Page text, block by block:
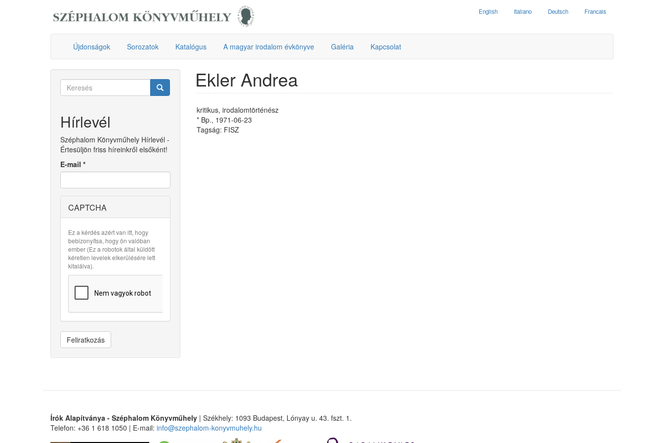
English Italiano Deutsch Francais
Újdonságok Sorozatok Katalógus A magyar irodalom évkönyve Galéria Kapcsolat
Keresés
Hírlevél
Széphalom Könyvműhely Hírlevél -
Értesüljön friss híreinkről elsőként!
E-mail *
CAPTCHA
Ez a kérdés azért van itt, hogy
bebizonyítsa, hogy ön valóban
ember (Ez a robotok által küldött
kéretlen levelek elkerülésére lett
kitalálva).
Feliratkozás
Ekler Andrea
kritikus, irodalomtörténész
* Bp., 1971-06-23
Tagság: FISZ
Írók Alapítványa - Széphalom Könyvműhely | Székhely: 1093 Budapest, Lónyay u. 43. fszt. 1.
Telefon: +36 1 618 1050 | E-mail: info@szephalom-konyvmuhely.hu